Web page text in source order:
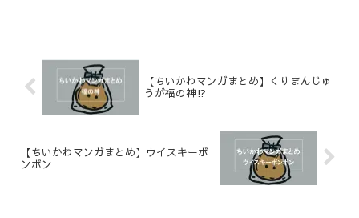
【ちいかわマンガまとめ】くりまんじゅ
うが福の神⁉︎
【ちいかわマンガまとめ】ウイスキーボ
ンボン